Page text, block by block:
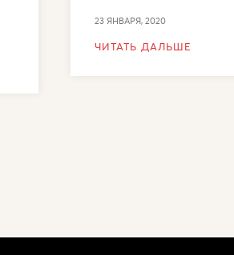
23 ЯНВАРЯ, 2020
ЧИТАТЬ ДАЛЬШЕ